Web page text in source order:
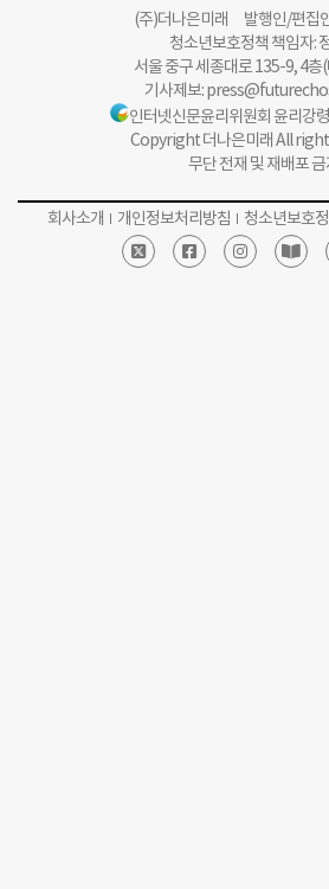
(주)더나은미래 발행인/편집
청소년보호정책 책임자:
서울 중구 세종대로 135-9, 4층
기사제보:
인터넷신문윤리위원회 윤리강
Copyright 더나은미래 All
무단 전재 및 재배포 금
회사소개 개인정보처리방침 청소년보호